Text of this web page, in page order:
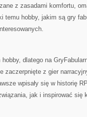
z zasadami komfortu,
temu hobby, jakim są gry
dlatego na
zaczerpnięte z gier
wpisały się w historię
jak i inspirować się